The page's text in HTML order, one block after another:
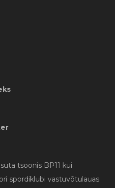
tsoonis BP11 kui
spordiklubi vastuvõtulauas.